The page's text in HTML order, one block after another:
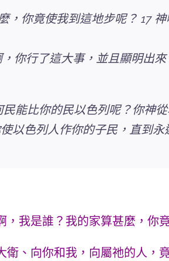
你竟使我到這地步呢？ 17
你行了這大事，並且顯明出
能比你的民以色列呢？你神
以色列人作你的子民，直到
我是誰？我的家算甚麼，你
、向你和我，向屬祂的人，